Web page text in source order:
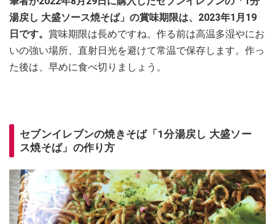
湯戻し 大盛ソース焼そば」の賞味期限は、2023年1月19
日です。 賞味期限は長めですね。作る前は高温多湿やにお
いの強い場所、直射日光を避けて常温で保存します。作っ
た後は、早めに食べ切りましょう。
セブンイレブンの焼きそば「1分湯戻し 大盛ソー
ス焼そば」の作り方